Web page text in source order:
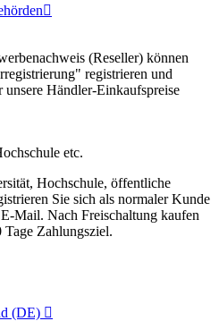

(Reseller) können
registrieren und
Händler-Einkaufspreise
etc.
Hochschule, öffentliche
Sie sich als normaler Kunde
Mail. Nach Freischaltung kaufen
Tage Zahlungsziel.
(DE) 